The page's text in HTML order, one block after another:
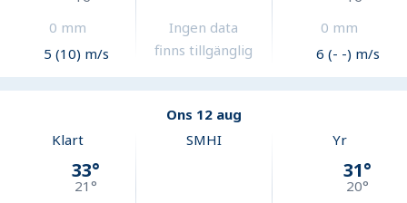
0 mm
5 (10) m/s
Ingen data
finns tillgänglig
0 mm
6 (- -) m/s
Ons 12 aug
Klart
33°
21°
SMHI Yr
31°
20°